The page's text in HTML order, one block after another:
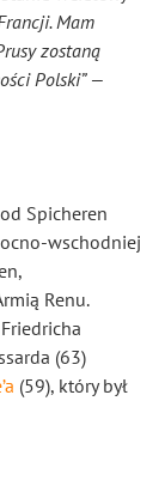
Mam
zostaną
Polski” —
Spicheren
wschodniej
Renu.
(63)
(59), który był